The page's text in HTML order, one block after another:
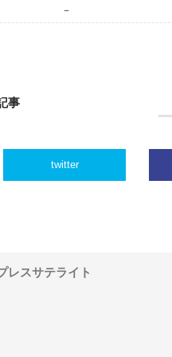
－
事
twitter
レスサテライト